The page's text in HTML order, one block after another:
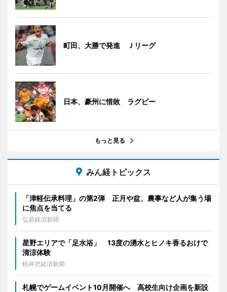
町田、大勝で発進 Ｊリーグ
日本、豪州に惜敗 ラグビー
もっと見る
みん経トピックス
「津軽伝承料理」の第2弾 正月や盆、農事など人が集う場
に焦点を当てる
弘前経済新聞
星野エリアで「足水浴」 13度の湧水とヒノキ香るおけで
清涼体験
軽井沢経済新聞
札幌でゲームイベント10月開催へ 高校生向け企画を新設